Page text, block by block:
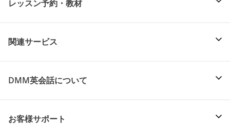
レッスン予約・教材
関連サービス
DMM英会話について
お客様サポート